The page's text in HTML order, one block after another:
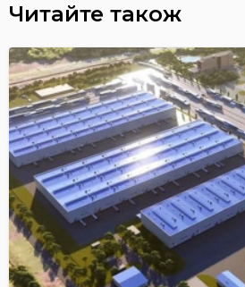
Читайте також